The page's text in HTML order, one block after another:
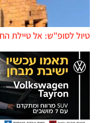
טיול לסופ"ש: אל טיילת